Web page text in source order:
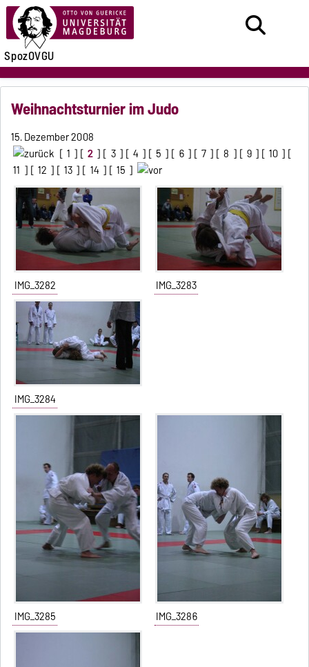
SpozOVGU
Weihnachtsturnier im Judo
15. Dezember 2008
[ 1 ] [ 2 ] [ 3 ] [ 4 ] [ 5 ] [ 6 ] [ 7 ] [ 8 ] [ 9 ] [ 10 ] [
11 ] [ 12 ] [ 13 ] [ 14 ] [ 15 ]
IMG_3282 IMG_3283
IMG_3284
IMG_3285 IMG_3286